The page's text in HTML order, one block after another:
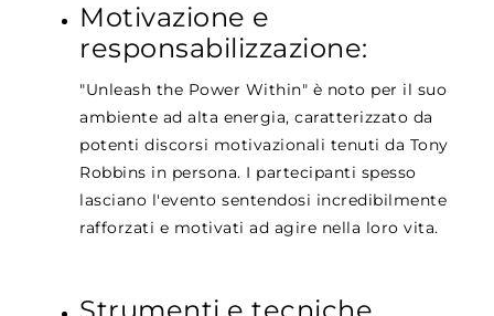
Motivazione e
responsabilizzazione:
"Unleash the Power Within" è noto per il suo
ambiente ad alta energia, caratterizzato da
potenti discorsi motivazionali tenuti da Tony
Robbins in persona. I partecipanti spesso
lasciano l'evento sentendosi incredibilmente
rafforzati e motivati ad agire nella loro vita.